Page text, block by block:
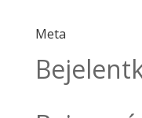
Meta